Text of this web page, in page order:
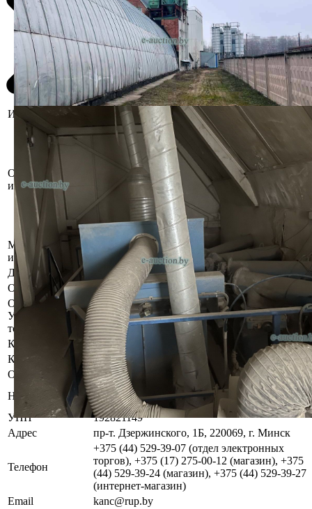
Информация о предмете торгов
Описание
имущества
Склад цемента силосный, 2003 г.в. Состоит
из силосов различных объёмов. 4 по 12 м³,
смесительный отсек инв. № 4 в составе:
шнековые питатели (2 шт.), дозатор
наполнителей и вяжущих материалов,
бункер приёма сухого песка, дозатор
полимеров, виброжёлоб, смеситель, бункер
готовой смеси, система управления,
смеситель.
Местоположение
имущества
г. Минск, ул. Промышленная 16/8
Должник
ООО «АйБиСтройИнвест»
Обременения
Арест судебного исполнителя. Залог.
Осмотр объекта
Участник электронных торгов обязан до начала электронных
торгов осмотреть предмет торгов ( п.2.4.3 Регламента)
Контактное лицо Управление оценки и реализации имущества
Контакты
+375445293911
Организатор/оператор торгов
Наименование
Республиканское унитарное предприятие по
оказанию услуг «БелЮрОбеспечение»
УНП
192821149
Адрес
пр-т. Дзержинского, 1Б, 220069, г. Минск
Телефон
+375 (44) 529-39-07 (отдел электронных
торгов), +375 (17) 275-00-12 (магазин), +375
(44) 529-39-24 (магазин), +375 (44) 529-39-27
(интернет-магазин)
Email
kanc@rup.by